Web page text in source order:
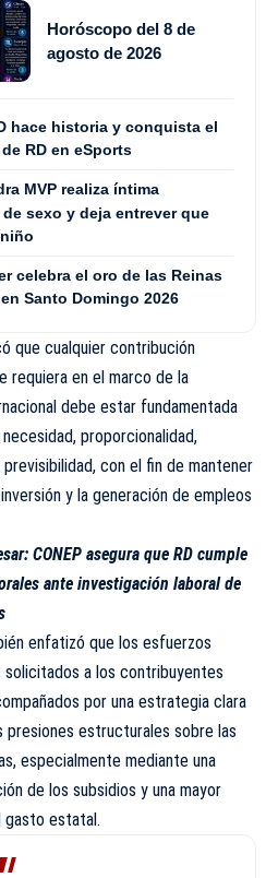
Horóscopo del 8 de
agosto de 2026
hace historia y conquista el
RD en eSports
MVP realiza íntima
sexo y deja entrever que
celebra el oro de las Reinas
Santo Domingo 2026
que cualquier contribución
requiera en el marco de la
debe estar fundamentada
proporcionalidad,
con el fin de mantener
y la generación de empleos
CONEP asegura que RD cumple
ante investigación laboral de
enfatizó que los esfuerzos
solicitados a los contribuyentes
por una estrategia clara
presiones estructurales sobre las
especialmente mediante una
de los subsidios y una mayor
gasto estatal.